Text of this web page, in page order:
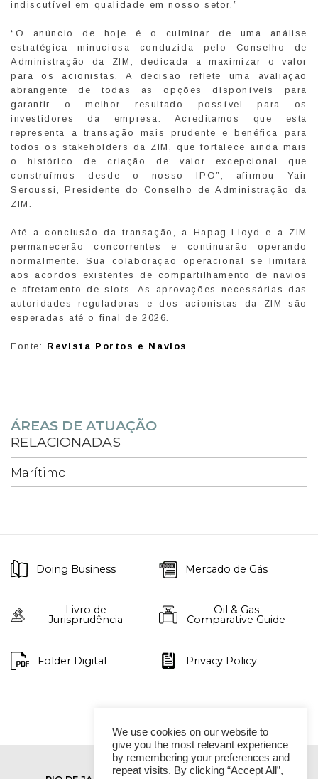
indiscutível em qualidade em nosso setor.”
“O anúncio de hoje é o culminar de uma análise
estratégica minuciosa conduzida pelo Conselho de
Administração da ZIM, dedicada a maximizar o valor
para os acionistas. A decisão reflete uma avaliação
abrangente de todas as opções disponíveis para
garantir o melhor resultado possível para os
investidores da empresa. Acreditamos que esta
representa a transação mais prudente e benéfica para
todos os stakeholders da ZIM, que fortalece ainda mais
o histórico de criação de valor excepcional que
construímos desde o nosso IPO”, afirmou Yair
Seroussi, Presidente do Conselho de Administração da
ZIM.
Até a conclusão da transação, a Hapag-Lloyd e a ZIM
permanecerão concorrentes e continuarão operando
normalmente. Sua colaboração operacional se limitará
aos acordos existentes de compartilhamento de navios
e afretamento de slots. As aprovações necessárias das
autoridades reguladoras e dos acionistas da ZIM são
esperadas até o final de 2026.
Fonte: Revista Portos e Navios
ÁREAS DE ATUAÇÃO
RELACIONADAS
Marítimo
Doing Business Mercado de Gás
Livro de
Jurisprudência
Oil & Gas
Comparative Guide
Folder Digital Privacy Policy
We use cookies on our website to
give you the most relevant experience
by remembering your preferences and
repeat visits. By clicking “Accept All”,